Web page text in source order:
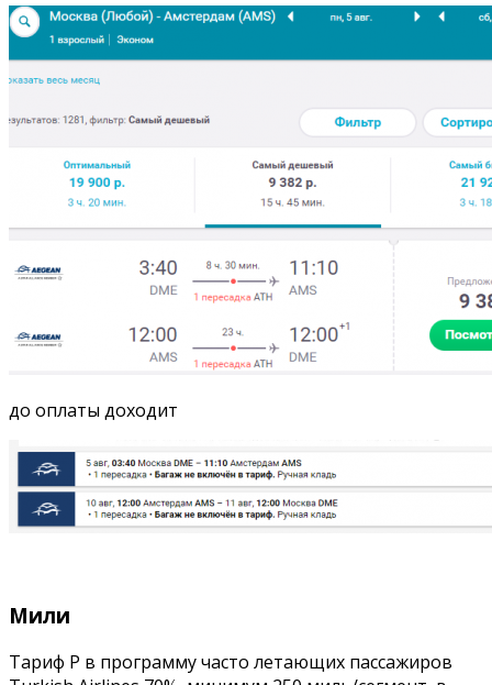
до оплаты доходит
Мили
Тариф P в программу часто летающих пассажиров